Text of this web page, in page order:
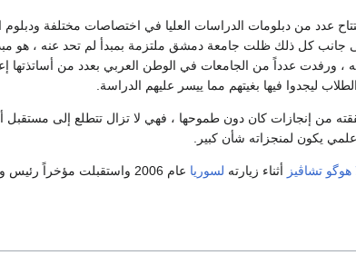
عدد من دبلومات الدراسات العليا في اختصاصات مختلفة ودبلوم
كل ذلك ظلت جامعة دمشق ملتزمة بمبدأ لم تحد عنه ، هو
ورفدت عدداً من الجامعات في الوطن العربي بعدد من أساتذتها
ليجدوا فيها بغيتهم مما ييسر عليهم الدراسة.
من إنجازات كان دون طموحها ، فهي لا تزال تتطلع إلى مستقبل
يكون لمنجزاته شأن كبير.
هوگو تشاڤيز أثناء زيارته لسوريا عام 2006 واستقبلت مؤخراً رئيس وزراء